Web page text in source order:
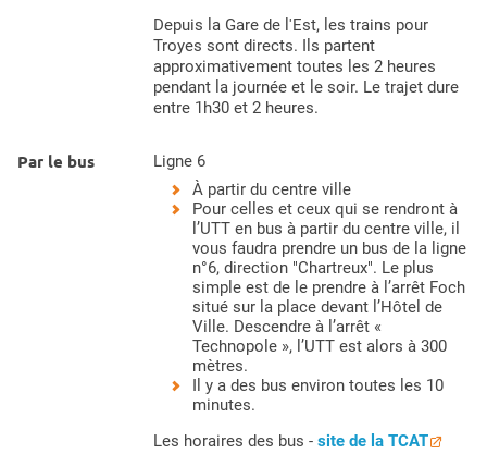
Depuis la Gare de l'Est, les trains pour
Troyes sont directs. Ils partent
approximativement toutes les 2 heures
pendant la journée et le soir. Le trajet dure
entre 1h30 et 2 heures.
Par le bus
Ligne 6
À partir du centre ville
Pour celles et ceux qui se rendront à
l’UTT en bus à partir du centre ville, il
vous faudra prendre un bus de la ligne
n°6, direction "Chartreux". Le plus
simple est de le prendre à l’arrêt Foch
situé sur la place devant l’Hôtel de
Ville. Descendre à l’arrêt «
Technopole », l’UTT est alors à 300
mètres.
Il y a des bus environ toutes les 10
minutes.
Les horaires des bus - site de la TCAT